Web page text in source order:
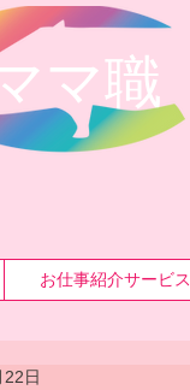
マ職
お仕事紹介サービス
日